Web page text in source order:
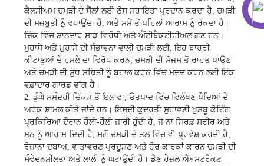
ਕੈਲਸ਼ੀਅਮ ਚਮੜੀ ਦੇ ਸੈੱਲਾਂ ਲਈ ਠੋਸ ਸਹਾਇਤਾ ਪ੍ਰਦਾਨ ਕਰਦਾ ਹੈ, ਚਮੜੀ
ਦੀ ਮਜ਼ਬੂਤੀ ਨੂੰ ਵਧਾਉਂਦਾ ਹੈ, ਅਤੇ ਸਮੇਂ ਤੋਂ ਪਹਿਲਾਂ ਆਰਾਮ ਨੂੰ ਰੋਕਦਾ ਹੈ।
ਜ਼ਿੰਕ ਵਿੱਚ ਸ਼ਾਨਦਾਰ ਸਾੜ ਵਿਰੋਧੀ ਅਤੇ ਐਂਟੀਬੈਕਟੀਰੀਅਲ ਗੁਣ ਹਨ।
ਮੁਹਾਸੇ ਅਤੇ ਮੁਹਾਸੇ ਦੀ ਸੰਭਾਵਨਾ ਵਾਲੀ ਚਮੜੀ ਲਈ, ਇਹ ਬਾਹਰੀ
ਕੀਟਾਣੂਆਂ ਦੇ ਹਮਲੇ ਦਾ ਵਿਰੋਧ ਕਰਨ, ਚਮੜੀ ਦੀ ਸੋਜਸ਼ ਤੋਂ ਰਾਹਤ ਪਾਉਣ
ਅਤੇ ਚਮੜੀ ਦੀ ਸ਼ੁੱਧ ਸਥਿਤੀ ਨੂੰ ਬਹਾਲ ਕਰਨ ਵਿੱਚ ਮਦਦ ਕਰਨ ਲਈ ਇੱਕ
ਵਫ਼ਾਦਾਰ ਗਾਰਡ ਵਾਂਗ ਹੈ।
2. ਡੂੰਘੇ ਸਮੁੰਦਰੀ ਚਿੱਕੜ ਤੋਂ ਇਲਾਵਾ, ਉਤਪਾਦ ਵਿੱਚ ਵਿਲੱਖਣ ਪੌਦਿਆਂ ਦੇ
ਅਰਕ ਸ਼ਾਮਲ ਕੀਤੇ ਜਾਂਦੇ ਹਨ। ਇਸਦੀ ਕੁਦਰਤੀ ਸੁਹਾਵਣੀ ਖੁਸ਼ਬੂ ਕੋਟਿੰਗ
ਪ੍ਰਕਿਰਿਆ ਦੌਰਾਨ ਹੌਲੀ-ਹੌਲੀ ਜਾਰੀ ਹੁੰਦੀ ਹੈ, ਜੋ ਨਾ ਸਿਰਫ਼ ਸਰੀਰ ਅਤੇ
ਮਨ ਨੂੰ ਆਰਾਮ ਦਿੰਦੀ ਹੈ, ਸਗੋਂ ਚਮੜੀ ਦੇ ਤਲ ਵਿੱਚ ਵੀ ਪ੍ਰਵੇਸ਼ ਕਰਦੀ ਹੈ,
ਰੋਜ਼ਾਨਾ ਦਬਾਅ, ਵਾਤਾਵਰਣ ਪ੍ਰਦੂਸ਼ਣ ਅਤੇ ਹੋਰ ਕਾਰਕਾਂ ਕਾਰਨ ਚਮੜੀ ਦੀ
ਸੰਵੇਦਨਸ਼ੀਲਤਾ ਅਤੇ ਲਾਲੀ ਨੂੰ ਘਟਾਉਂਦੀ ਹੈ। ਡੈਣ ਹੇਜ਼ਲ ਐਬਸਟਰੈਕਟ